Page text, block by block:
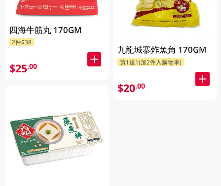
四海牛筋丸 170GM
2件$38
$25.00
九龍城寨炸魚角 170GM
買1送1(加2件入購物車)
$20.00